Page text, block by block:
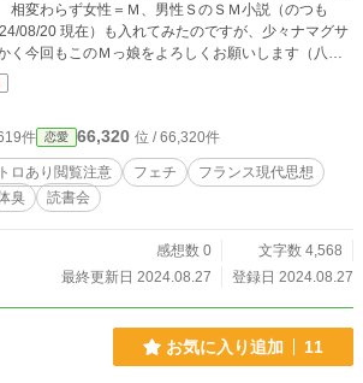
のですが、「予約公開の設定」を誤入力してしまっ
ません）。
件 恋愛 66,320 位 / 66,320件
ロあり閲覧注意 フェチ
フランス現代思想
臭 読書会
感想数 0
文字数 4,568
最終更新日 2024.08.27
登録日 2024.08.27
お気に入り追加 11